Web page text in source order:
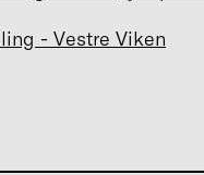
- Vestre Viken